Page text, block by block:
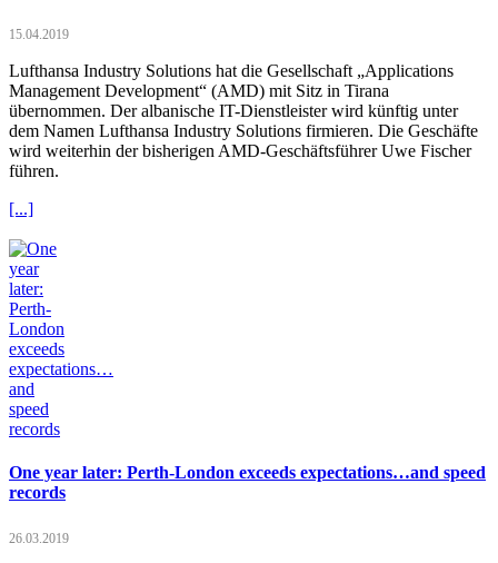
15.04.2019
Lufthansa Industry Solutions hat die Gesellschaft „Applications
Management Development“ (AMD) mit Sitz in Tirana
übernommen. Der albanische IT-Dienstleister wird künftig unter
dem Namen Lufthansa Industry Solutions firmieren. Die Geschäfte
wird weiterhin der bisherigen AMD-Geschäftsführer Uwe Fischer
führen.
[...]
One year later: Perth-London exceeds expectations…and speed
records
26.03.2019